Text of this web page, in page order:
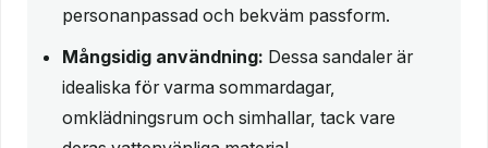
personanpassad och bekväm passform.
Mångsidig användning: Dessa sandaler är
idealiska för varma sommardagar,
omklädningsrum och simhallar, tack vare